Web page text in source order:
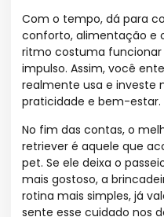
Com o tempo, dá para
conforto, alimentação e
ritmo costuma
impulso. Assim, você
realmente usa e investe
praticidade e bem-estar.
No fim das contas, o
retriever é aquele que
pet. Se ele deixa o
mais gostoso, a
rotina mais simples, já
sente esse cuidado nos